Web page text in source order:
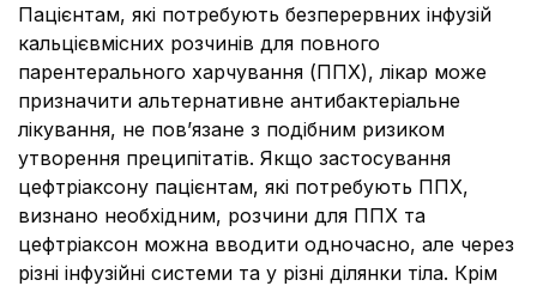
Пацієнтам, які потребують безперервних інфузій
кальцієвмісних розчинів для повного
парентерального харчування (ППХ), лікар може
призначити альтернативне антибактеріальне
лікування, не пов’язане з подібним ризиком
утворення преципітатів. Якщо застосування
цефтріаксону пацієнтам, які потребують ППХ,
визнано необхідним, розчини для ППХ та
цефтріаксон можна вводити одночасно, але через
різні інфузійні системи та у різні ділянки тіла. Крім